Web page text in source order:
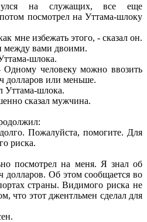
на служащих, все еще
посмотрел на Уттама-шлоку
мне избежать этого, - сказал он.
между вами двоими.
шлока.
человеку можно ввозить
долларов или меньше.
Уттама-шлока.
сказал мужчина.
Пожалуйста, помогите. Для
риска.
посмотрел на меня. Я знал об
долларов. Об этом сообщается во
страны. Видимого риска не
что этот джентльмен сделал для